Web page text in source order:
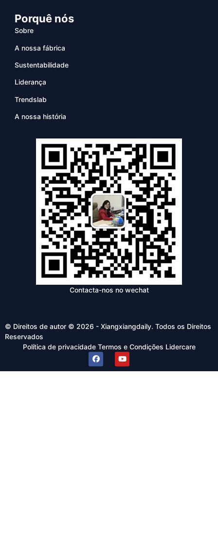
Porquê nós
Sobre
A nossa fábrica
Sustentabilidade
Liderança
Trendslab
A nossa história
Contacta-nos no wechat
© Direitos de autor © 2026 - Xiangxiangdaily. Todos os Direitos
Reservados
Política de privacidade Termos e Condições Lidercare